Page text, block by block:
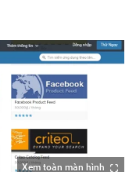
Xem toàn màn hình